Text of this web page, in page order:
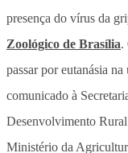
presença do vírus da
Zoológico de Brasília.
passar por eutanásia
comunicado à
Desenvolvimento
Ministério da